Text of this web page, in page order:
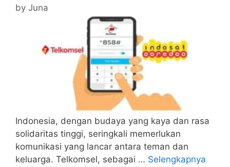
by Juna
Indonesia, dengan budaya yang kaya dan rasa
solidaritas tinggi, seringkali memerlukan
komunikasi yang lancar antara teman dan
keluarga. Telkomsel, sebagai … Selengkapnya